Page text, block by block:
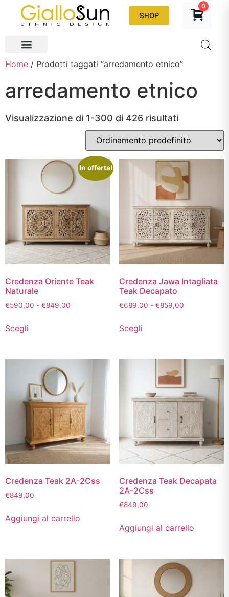
SHOP
0
Home / Prodotti taggati “arredamento etnico”
arredamento etnico
Visualizzazione di 1-300 di 426 risultati
In offerta!
Credenza Oriente Teak
Naturale
€590,00 - €849,00
Scegli
Credenza Jawa Intagliata
Teak Decapato
€689,00 - €859,00
Scegli
Credenza Teak 2A-2Css
€849,00
Aggiungi al carrello
Credenza Teak Decapata
2A-2Css
€849,00
Aggiungi al carrello